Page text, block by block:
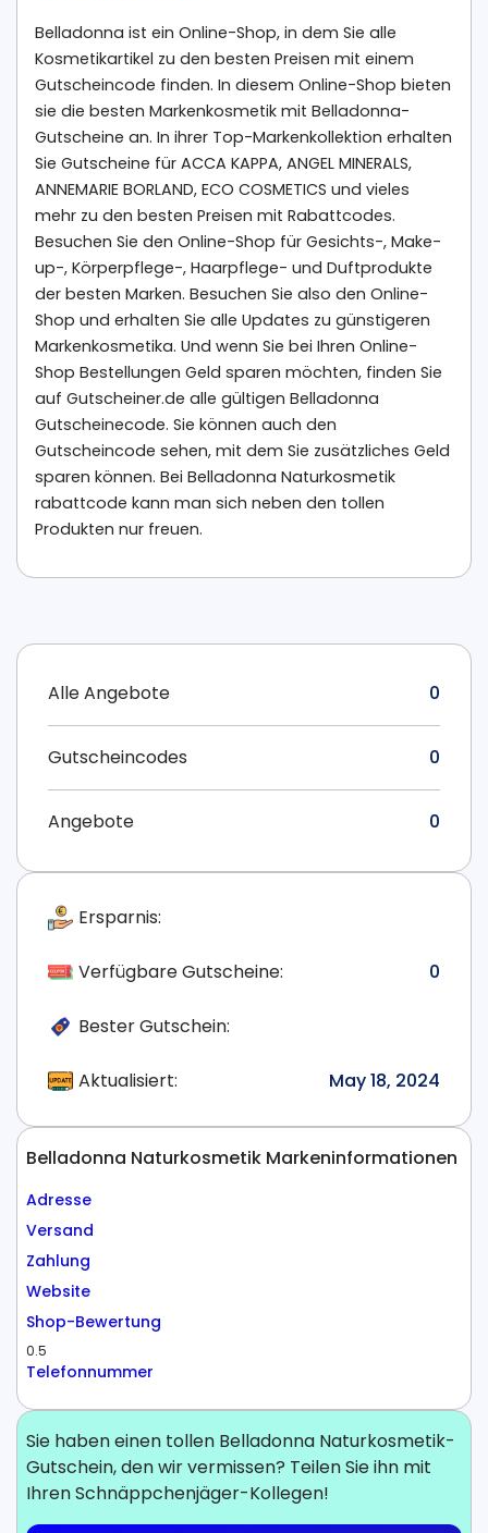
Belladonna ist ein Online-Shop, in dem Sie alle
Kosmetikartikel zu den besten Preisen mit einem
Gutscheincode finden. In diesem Online-Shop bieten
sie die besten Markenkosmetik mit Belladonna-
Gutscheine an. In ihrer Top-Markenkollektion erhalten
Sie Gutscheine für ACCA KAPPA, ANGEL MINERALS,
ANNEMARIE BORLAND, ECO COSMETICS und vieles
mehr zu den besten Preisen mit Rabattcodes.
Besuchen Sie den Online-Shop für Gesichts-, Make-
up-, Körperpflege-, Haarpflege- und Duftprodukte
der besten Marken. Besuchen Sie also den Online-
Shop und erhalten Sie alle Updates zu günstigeren
Markenkosmetika. Und wenn Sie bei Ihren Online-
Shop Bestellungen Geld sparen möchten, finden Sie
auf Gutscheiner.de alle gültigen Belladonna
Gutscheinecode. Sie können auch den
Gutscheincode sehen, mit dem Sie zusätzliches Geld
sparen können. Bei Belladonna Naturkosmetik
rabattcode kann man sich neben den tollen
Produkten nur freuen.
Alle Angebote 0
Gutscheincodes 0
Angebote 0
Ersparnis:
Verfügbare Gutscheine: 0
Bester Gutschein:
Aktualisiert: May 18, 2024
Belladonna Naturkosmetik Markeninformationen
Adresse
Versand
Zahlung
Website
Shop-Bewertung
0.5
Telefonnummer
Sie haben einen tollen Belladonna Naturkosmetik-
Gutschein, den wir vermissen? Teilen Sie ihn mit
Ihren Schnäppchenjäger-Kollegen!